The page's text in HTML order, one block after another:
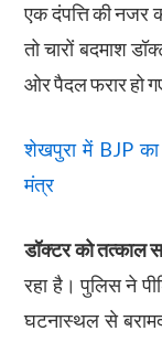
एक दंपत्ति की नजर
तो चारों बदमाश
ओर पैदल फरार हो
शेखपुरा में BJP का
मंत्र
डॉक्टर को तत्काल
रहा है। पुलिस ने
घटनास्थल से